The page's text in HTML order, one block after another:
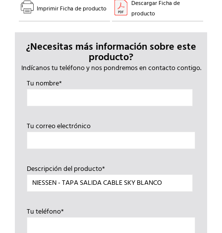
Imprimir Ficha de producto
Descargar Ficha de
producto
¿Necesitas más información sobre este
producto?
Indícanos tu teléfono y nos pondremos en contacto contigo.
Tu nombre*
Tu correo electrónico
Descripción del producto*
Tu teléfono*